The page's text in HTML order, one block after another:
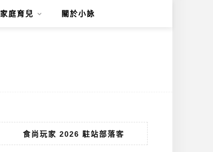
家庭育兒 關於小詠
食尚玩家 2026 駐站部落客